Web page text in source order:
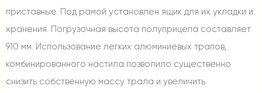
приставные. Под рамой установлен ящик для их укладки и
хранения. Погрузочная высота полуприцепа составляет
910 мм. Использование легких алюминиевых трапов,
комбинированного настила позволило существенно
снизить собственную массу трала и увеличить